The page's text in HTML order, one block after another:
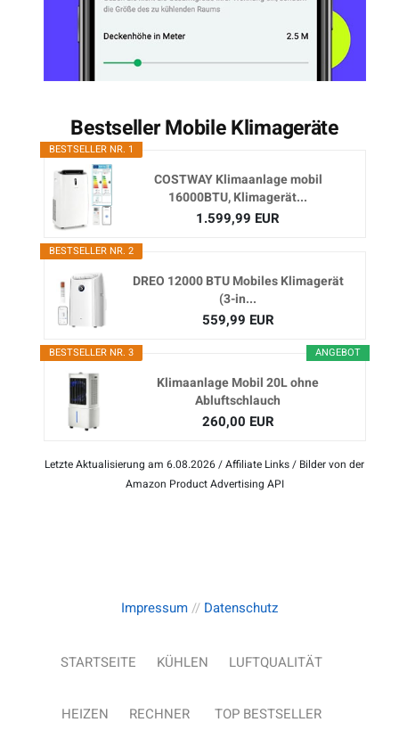
Bestseller Mobile Klimageräte
BESTSELLER NR. 1
COSTWAY Klimaanlage mobil
16000BTU, Klimagerät...
1.599,99 EUR
BESTSELLER NR. 2
DREO 12000 BTU Mobiles Klimagerät
(3-in...
559,99 EUR
ANGEBOT
BESTSELLER NR. 3
Klimaanlage Mobil 20L ohne
Abluftschlauch
260,00 EUR
Letzte Aktualisierung am 6.08.2026 / Affiliate Links / Bilder von der
Amazon Product Advertising API
Impressum// Datenschutz
STARTSEITE KÜHLEN LUFTQUALITÄT
HEIZEN RECHNER TOP BESTSELLER